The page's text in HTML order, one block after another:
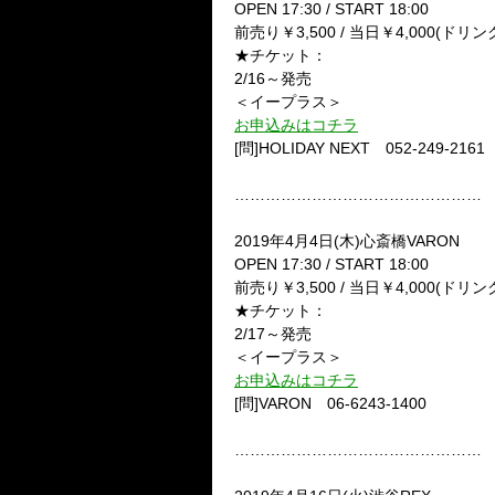
OPEN 17:30 / START 18:00
前売り￥3,500 / 当日￥4,000(ドリン
★チケット：
2/16～発売
＜イープラス＞
お申込みはコチラ
[問]HOLIDAY NEXT 052-249-2161
2019年4月4日(木)心斎橋VARON
OPEN 17:30 / START 18:00
前売り￥3,500 / 当日￥4,000(ドリン
★チケット：
2/17～発売
＜イープラス＞
お申込みはコチラ
[問]VARON 06-6243-1400